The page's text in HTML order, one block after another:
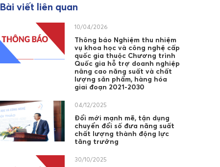
Bài viết liên quan
10/04/2026
Thông báo Nghiệm thu nhiệm
vụ khoa học và công nghệ cấp
quốc gia thuộc Chương trình
Quốc gia hỗ trợ doanh nghiệp
nâng cao năng suất và chất
lượng sản phẩm, hàng hóa
giai đoạn 2021-2030
04/12/2025
Đổi mới mạnh mẽ, tận dụng
chuyển đổi số đưa năng suất
chất lượng thành động lực
tăng trưởng
30/10/2025